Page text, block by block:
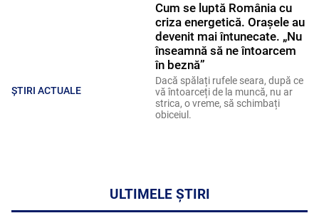
ȘTIRI ACTUALE
Cum se luptă România cu
criza energetică. Orașele au
devenit mai întunecate. „Nu
înseamnă să ne întoarcem
în beznă”
Dacă spălați rufele seara, după ce
vă întoarceți de la muncă, nu ar
strica, o vreme, să schimbați
obiceiul.
ULTIMELE ȘTIRI